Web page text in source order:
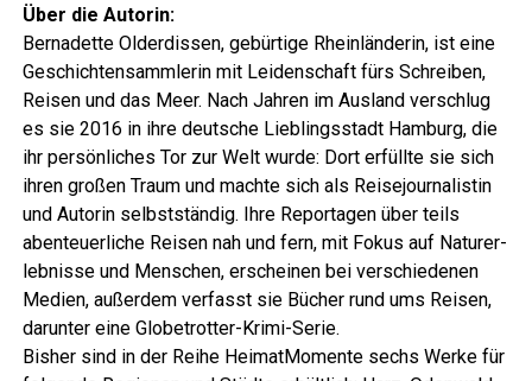
Über die Autorin:
Ber­na­dette Older­dis­sen, gebür­ti­ge Rhein­län­de­rin, ist eine
Geschich­ten­samm­le­rin mit Lei­den­schaft fürs Schrei­ben,
Rei­sen und das Meer. Nach Jah­ren im Aus­land ver­schlug
es sie 2016 in ihre deut­sche Lieb­lings­stadt Ham­burg, die
ihr per­sön­li­ches Tor zur Welt wur­de: Dort erfüll­te sie sich
ihren gro­ßen Traum und mach­te sich als Rei­se­jour­na­lis­tin
und Autorin selbst­stän­dig. Ihre Repor­ta­gen über teils
aben­teu­er­li­che Rei­sen nah und fern, mit Fokus auf Natur­er­
leb­nis­se und Men­schen, erschei­nen bei ver­schie­de­nen
Medi­en, außer­dem ver­fasst sie Bücher rund ums Rei­sen,
dar­un­ter eine Globetrotter-Krimi-Serie.
Bis­her sind in der Rei­he Heim­at­Mo­men­te sechs Wer­ke für